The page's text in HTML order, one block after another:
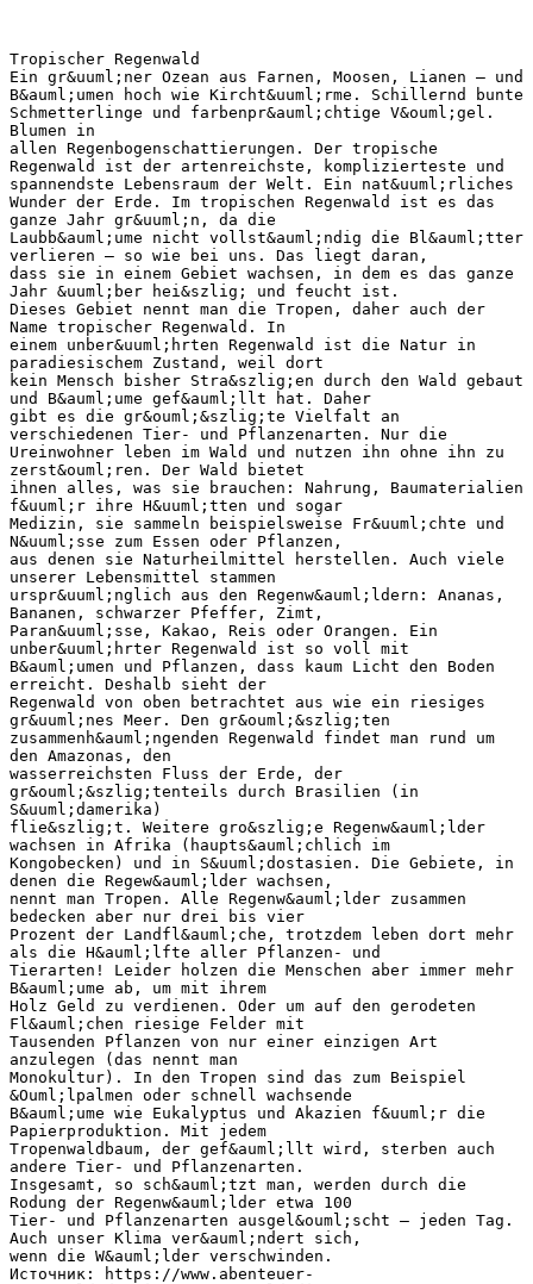
Tropischer Regenwald
Ein gr&uuml;ner Ozean aus Farnen, Moosen, Lianen – und
B&auml;umen hoch wie Kircht&uuml;rme. Schillernd bunte
Schmetterlinge und farbenpr&auml;chtige V&ouml;gel.
Blumen in
allen Regenbogenschattierungen. Der tropische
Regenwald ist der artenreichste, komplizierteste und
spannendste Lebensraum der Welt. Ein nat&uuml;rliches
Wunder der Erde. Im tropischen Regenwald ist es das
ganze Jahr gr&uuml;n, da die
Laubb&auml;ume nicht vollst&auml;ndig die Bl&auml;tter
verlieren – so wie bei uns. Das liegt daran,
dass sie in einem Gebiet wachsen, in dem es das ganze
Jahr &uuml;ber hei&szlig; und feucht ist.
Dieses Gebiet nennt man die Tropen, daher auch der
Name tropischer Regenwald. In
einem unber&uuml;hrten Regenwald ist die Natur in
paradiesischem Zustand, weil dort
kein Mensch bisher Stra&szlig;en durch den Wald gebaut
und B&auml;ume gef&auml;llt hat. Daher
gibt es die gr&ouml;&szlig;te Vielfalt an
verschiedenen Tier- und Pflanzenarten. Nur die
Ureinwohner leben im Wald und nutzen ihn ohne ihn zu
zerst&ouml;ren. Der Wald bietet
ihnen alles, was sie brauchen: Nahrung, Baumaterialien
f&uuml;r ihre H&uuml;tten und sogar
Medizin, sie sammeln beispielsweise Fr&uuml;chte und
N&uuml;sse zum Essen oder Pflanzen,
aus denen sie Naturheilmittel herstellen. Auch viele
unserer Lebensmittel stammen
urspr&uuml;nglich aus den Regenw&auml;ldern: Ananas,
Bananen, schwarzer Pfeffer, Zimt,
Paran&uuml;sse, Kakao, Reis oder Orangen. Ein
unber&uuml;hrter Regenwald ist so voll mit
B&auml;umen und Pflanzen, dass kaum Licht den Boden
erreicht. Deshalb sieht der
Regenwald von oben betrachtet aus wie ein riesiges
gr&uuml;nes Meer. Den gr&ouml;&szlig;ten
zusammenh&auml;ngenden Regenwald findet man rund um
den Amazonas, den
wasserreichsten Fluss der Erde, der
gr&ouml;&szlig;tenteils durch Brasilien (in
S&uuml;damerika)
flie&szlig;t. Weitere gro&szlig;e Regenw&auml;lder
wachsen in Afrika (haupts&auml;chlich im
Kongobecken) und in S&uuml;dostasien. Die Gebiete, in
denen die Regew&auml;lder wachsen,
nennt man Tropen. Alle Regenw&auml;lder zusammen
bedecken aber nur drei bis vier
Prozent der Landfl&auml;che, trotzdem leben dort mehr
als die H&auml;lfte aller Pflanzen- und
Tierarten! Leider holzen die Menschen aber immer mehr
B&auml;ume ab, um mit ihrem
Holz Geld zu verdienen. Oder um auf den gerodeten
Fl&auml;chen riesige Felder mit
Tausenden Pflanzen von nur einer einzigen Art
anzulegen (das nennt man
Monokultur). In den Tropen sind das zum Beispiel
&Ouml;lpalmen oder schnell wachsende
B&auml;ume wie Eukalyptus und Akazien f&uuml;r die
Papierproduktion. Mit jedem
Tropenwaldbaum, der gef&auml;llt wird, sterben auch
andere Tier- und Pflanzenarten.
Insgesamt, so sch&auml;tzt man, werden durch die
Rodung der Regenw&auml;lder etwa 100
Tier- und Pflanzenarten ausgel&ouml;scht – jeden Tag.
Auch unser Klima ver&auml;ndert sich,
wenn die W&auml;lder verschwinden.
Источник: https://www.abenteuer-